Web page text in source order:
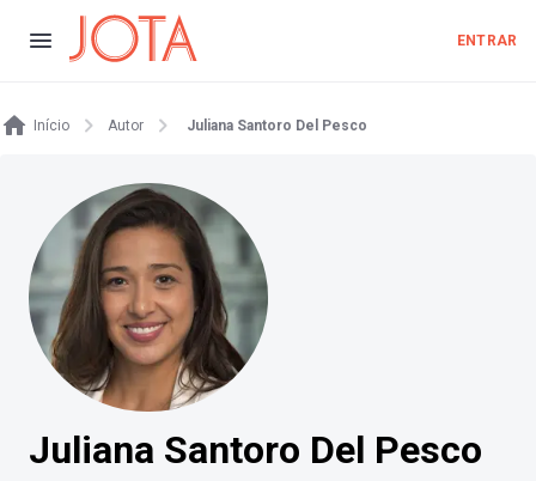
ENTRAR
Início Autor Juliana Santoro Del Pesco
Juliana Santoro Del Pesco